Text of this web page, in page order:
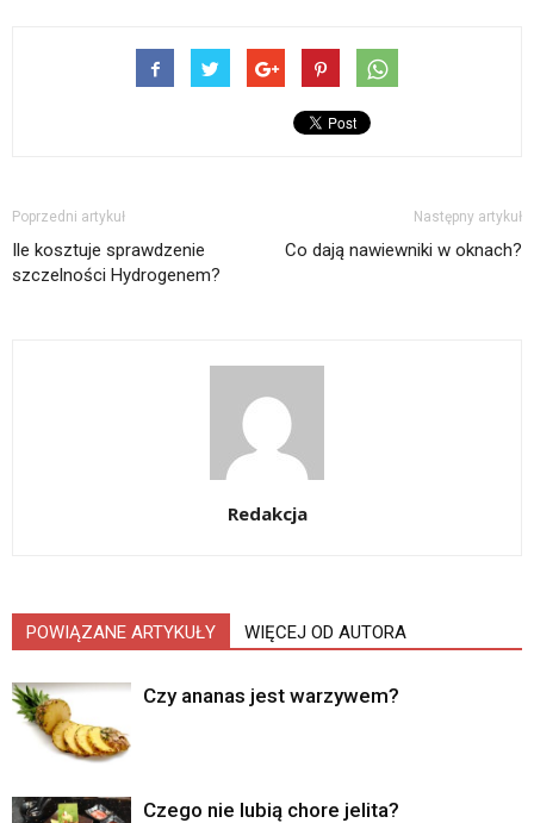
Poprzedni artykuł
Ile kosztuje sprawdzenie
szczelności Hydrogenem?
Następny artykuł
Co dają nawiewniki w oknach?
Redakcja
POWIĄZANE ARTYKUŁY WIĘCEJ OD AUTORA
Czy ananas jest warzywem?
Czego nie lubią chore jelita?